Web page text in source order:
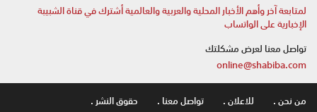
لمتابعة آخر وأهم الأخبار المحلية والعربية والعالمية أشترك في قناة الشبيبة
الإخبارية على الواتساب
تواصل معنا لعرض مشكلتك
online@shabiba.com
من نحن .
للاعلان . تواصل معنا . حقوق النشر .